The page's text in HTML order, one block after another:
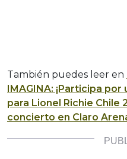
También puedes leer en
IMAGINA: ¡Participa
para Lionel Richie Chile
concierto en Claro